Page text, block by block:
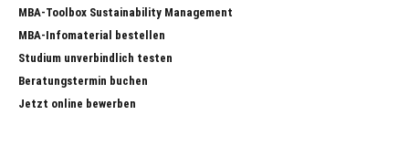
MBA-Toolbox Sustainability Management
MBA-Infomaterial bestellen
Studium unverbindlich testen
Beratungstermin buchen
Jetzt online bewerben